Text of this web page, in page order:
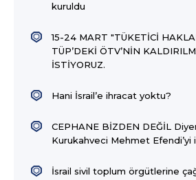
kuruldu
15-24 MART "TÜKETİCİ
TÜP’DEKİ ÖTV’NİN
İSTİYORUZ.
Hani İsrail’e ihracat yoktu?
CEPHANE BİZDEN DEĞİL
Kurukahveci Mehmet Efendi’yi
İsrail sivil toplum örgütlerine